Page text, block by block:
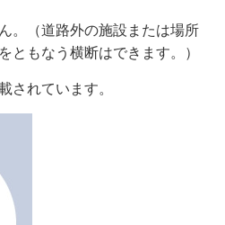
。（道路外の施設または場所
ともなう横断はできます。）
されています。